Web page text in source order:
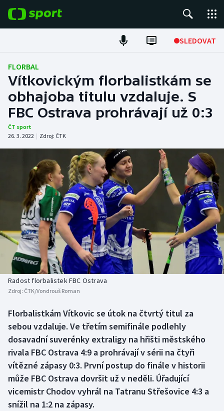
SLEDOVAT
Fotbal
Hokej
Tenis
Atletika
Cyklistika
DALŠÍ SPORTY
Americký fotbal
Baseball a softbal
Basketbal
Biatlon
Box
Curling
Dostihy
Florbal
NEPŘEHLÉDNĚTE
Soutěže
Historické návraty
Aplikace ČT sport
FLORBAL
Vítkovickým florbalistkám se
obhajoba titulu vzdaluje. S
FBC Ostrava prohrávají už 0:3
ČT sport
26. 3. 2022 | Zdroj: ČTK
Radost florbalistek FBC Ostrava
Zdroj: ČTK/Vondrouš Roman
Florbalistkám Vítkovic se útok na čtvrtý titul za
sebou vzdaluje. Ve třetím semifinále podlehly
dosavadní suverénky extraligy na hřišti městského
rivala FBC Ostrava 4:9 a prohrávají v sérii na čtyři
vítězné zápasy 0:3. První postup do finále v historii
může FBC Ostrava dovršit už v neděli. Úřadující
vicemistr Chodov vyhrál na Tatranu Střešovice 4:3 a
snížil na 1:2 na zápasy.